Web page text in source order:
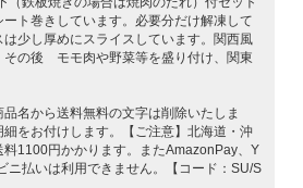
ト巻きしています。必要分だけ解凍して
は少し厚めにスライスしています。関西風
の後 モモ肉や野菜等を盛り付け、関東
品名から送料無料の文字は削除いたしま
をお付けします。【ご注意】北海道・沖
料1100円かかります。またAmazonPay、Y
ニ払いは利用できません。【コード：SU/S